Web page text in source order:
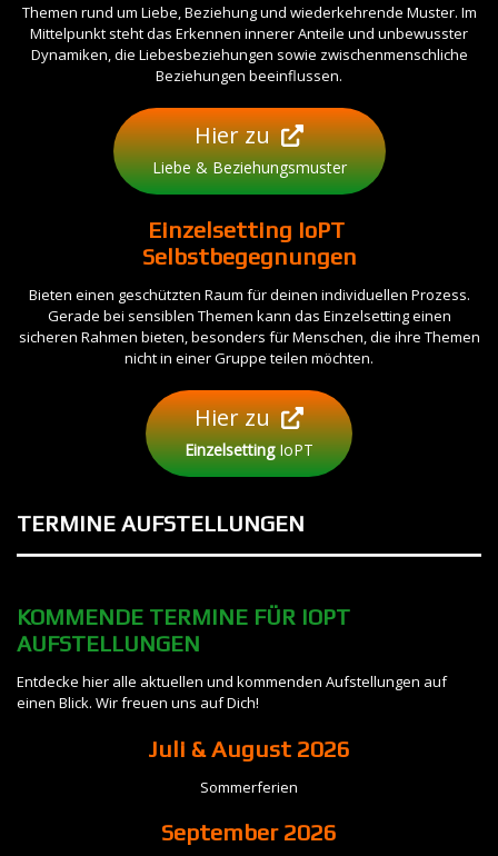
Themen rund um Liebe, Beziehung und wiederkehrende Muster. Im
Mittelpunkt steht das Erkennen innerer Anteile und unbewusster
Dynamiken, die Liebesbeziehungen sowie zwischenmenschliche
Beziehungen beeinflussen.
Hier zu
Liebe & Beziehungsmuster
Einzelsetting IoPT
Selbstbegegnungen
Bieten einen geschützten Raum für deinen individuellen Prozess.
Gerade bei sensiblen Themen kann das Einzelsetting einen
sicheren Rahmen bieten, besonders für Menschen, die ihre Themen
nicht in einer Gruppe teilen möchten.
Hier zu
EinzelsettingIoPT
TERMINE AUFSTELLUNGEN
KOMMENDE TERMINE FÜR IOPT
AUFSTELLUNGEN
Entdecke hier alle aktuellen und kommenden Aufstellungen auf
einen Blick. Wir freuen uns auf Dich!
Juli & August 2026
Sommerferien
September2026